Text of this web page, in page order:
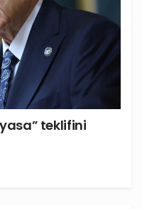
teklifini